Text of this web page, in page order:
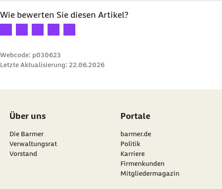
Wie bewerten Sie diesen Artikel?
Ihre Bewertung: 1 Stern
Ihre Bewertung: 2 Sterne
Ihre Bewertung: 3 Sterne
Ihre Bewertung: 4 Sterne
Ihre Bewertung: 5 Sterne
Webcode: p030623
Letzte Aktualisierung: 22.06.2026
Über uns
Die Barmer
Verwaltungsrat
Vorstand
Portale
barmer.de
Politik
Karriere
Firmenkunden
Mitgliedermagazin